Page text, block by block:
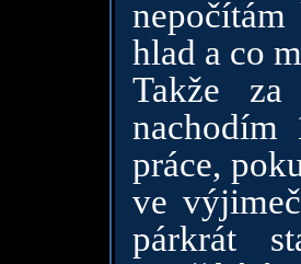
hlad a co
Takže
práce,
ve
párkrát